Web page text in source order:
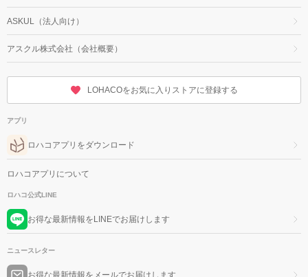
ASKUL（法人向け）
アスクル株式会社（会社概要）
LOHACOをお気に入りストアに登録する
アプリ
ロハコアプリをダウンロード
ロハコアプリについて
ロハコ公式LINE
お得な最新情報をLINEでお届けします
ニュースレター
お得な最新情報をメールでお届けします